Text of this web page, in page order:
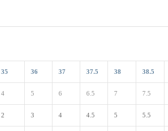
35 36 37 37.5 38 38.5
4 5 6 6.5 7 7.5
2 3 4 4.5 5 5.5